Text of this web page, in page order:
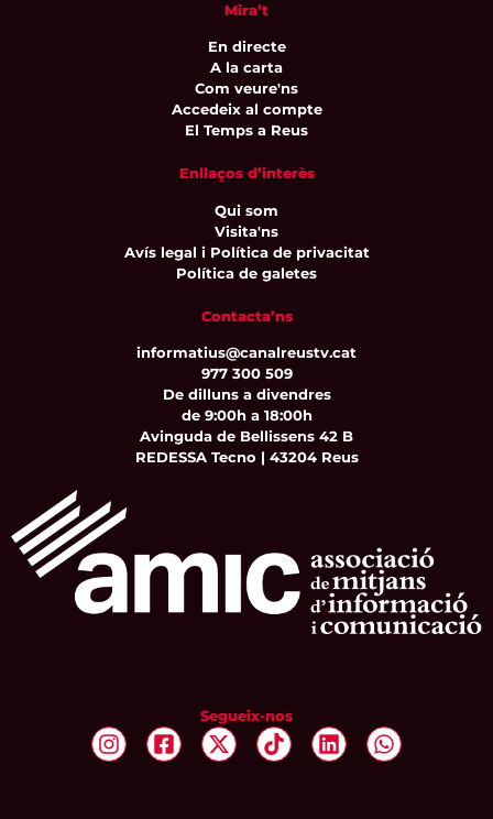
Mira’t
En directe
A la carta
Com veure'ns
Accedeix al compte
El Temps a Reus
Enllaços d’interès
Qui som
Visita'ns
Avís legal i Política de privacitat
Política de galetes
Contacta’ns
informatius@canalreustv.cat
977 300 509
De dilluns a divendres
de 9:00h a 18:00h
Avinguda de Bellissens 42 B
REDESSA Tecno | 43204 Reus
Segueix-nos